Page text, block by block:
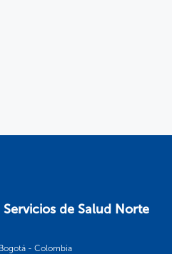
de Salud Norte
- Colombia